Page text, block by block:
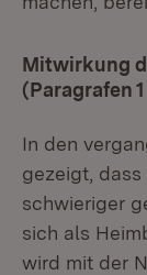
Mitwirkung
(Paragrafen
In den
gezeigt,
schwieriger
sich als
wird mit der